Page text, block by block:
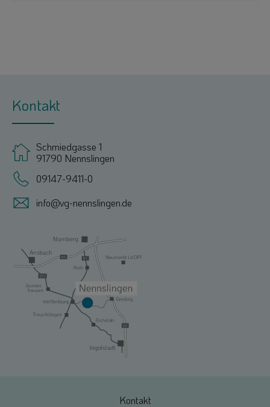
Kontakt
Schmiedgasse 1
91790 Nennslingen
09147-9411-0
info@vg-nennslingen.de
Kontakt